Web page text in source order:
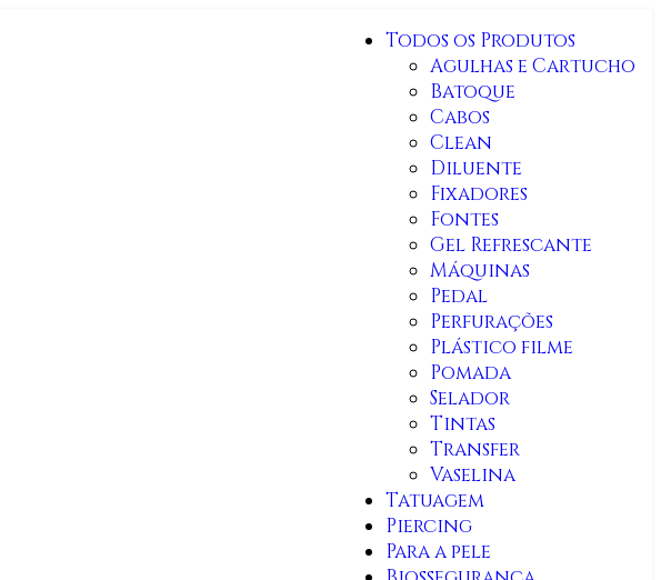
Todos os Produtos
Agulhas e Cartucho
Batoque
Cabos
Clean
Diluente
Fixadores
Fontes
Gel Refrescante
Máquinas
Pedal
Perfurações
Plástico filme
Pomada
Selador
Tintas
Transfer
Vaselina
Tatuagem
Piercing
Para a pele